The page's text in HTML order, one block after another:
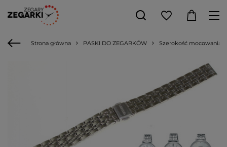
Strona główna PASKI DO ZEGARKÓW Szerokość mocowania